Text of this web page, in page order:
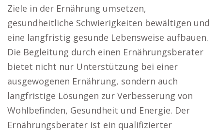
Ziele in der Ernährung umsetzen,
gesundheitliche Schwierigkeiten bewältigen und
eine langfristig gesunde Lebensweise aufbauen.
Die Begleitung durch einen Ernährungsberater
bietet nicht nur Unterstützung bei einer
ausgewogenen Ernährung, sondern auch
langfristige Lösungen zur Verbesserung von
Wohlbefinden, Gesundheit und Energie. Der
Ernährungsberater ist ein qualifizierter